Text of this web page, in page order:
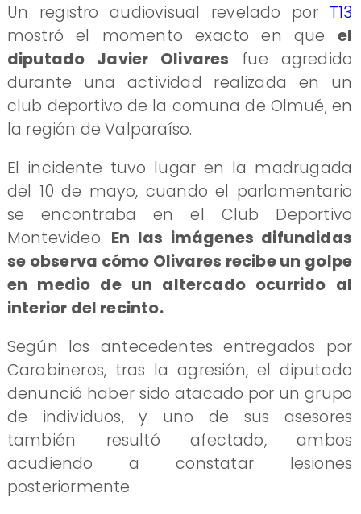
Un registro audiovisual revelado por T13
mostró el momento exacto en que el
diputado Javier Olivares fue agredido
durante una actividad realizada en un
club deportivo de la comuna de Olmué, en
la región de Valparaíso.
El incidente tuvo lugar en la madrugada
del 10 de mayo, cuando el parlamentario
se encontraba en el Club Deportivo
Montevideo. En las imágenes difundidas
se observa cómo Olivares recibe un golpe
en medio de un altercado ocurrido al
interior del recinto.
Según los antecedentes entregados por
Carabineros, tras la agresión, el diputado
denunció haber sido atacado por un grupo
de individuos, y uno de sus asesores
también resultó afectado, ambos
acudiendo a constatar lesiones
posteriormente.